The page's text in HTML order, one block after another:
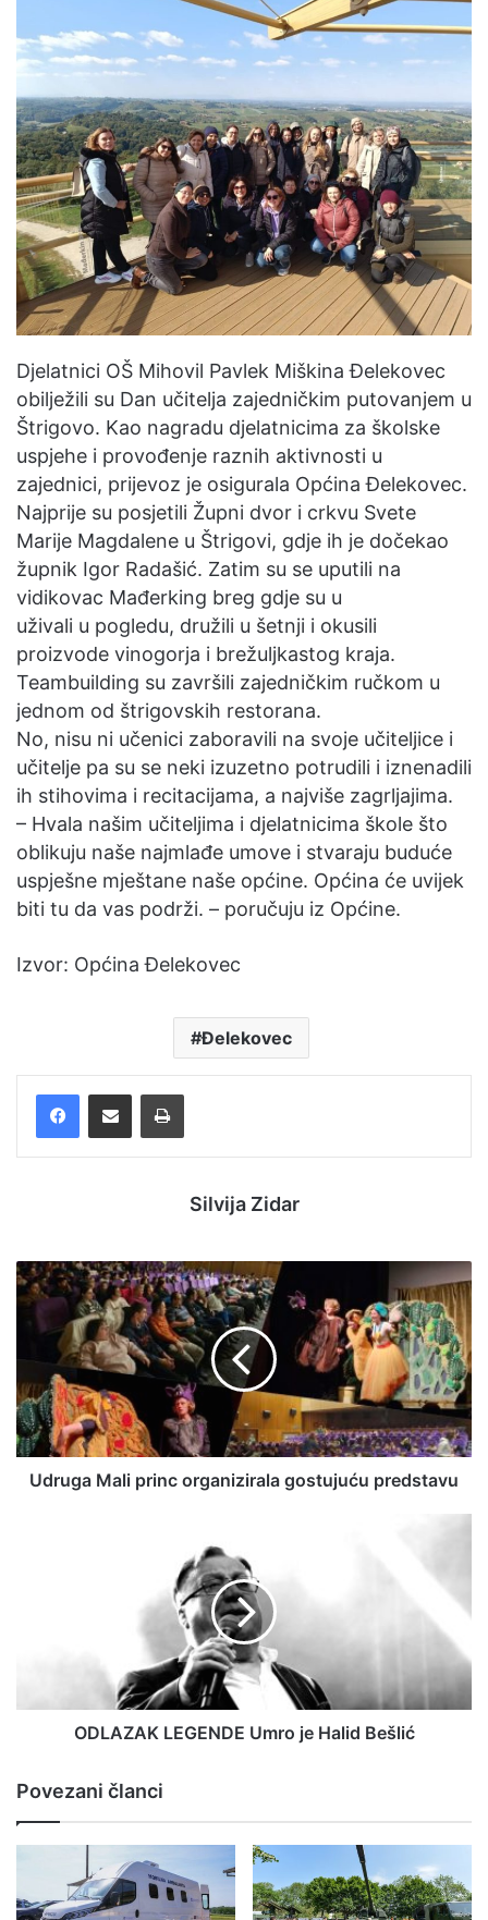
m
a
l
Djelatnici OŠ Mihovil Pavlek Miškina Đelekovec
obilježili su Dan učitelja zajedničkim putovanjem u
Štrigovo. Kao nagradu djelatnicima za školske
uspjehe i provođenje raznih aktivnosti u
zajednici, prijevoz je osigurala Općina Đelekovec.
Najprije su posjetili Župni dvor i crkvu Svete
Marije Magdalene u Štrigovi, gdje ih je dočekao
župnik Igor Radašić. Zatim su se uputili na
vidikovac Mađerking breg gdje su u
uživali u pogledu, družili u šetnji i okusili
proizvode vinogorja i brežuljkastog kraja.
Teambuilding su završili zajedničkim ručkom u
jednom od štrigovskih restorana.
No, nisu ni učenici zaboravili na svoje učiteljice i
učitelje pa su se neki izuzetno potrudili i iznenadili
ih stihovima i recitacijama, a najviše zagrljajima.
– Hvala našim učiteljima i djelatnicima škole što
oblikuju naše najmlađe umove i stvaraju buduće
uspješne mještane naše općine. Općina će uvijek
biti tu da vas podrži. – poručuju iz Općine.
Izvor: Općina Đelekovec
Đelekovec
Silvija Zidar
Udruga Mali princ organizirala gostujuću predstavu
ODLAZAK LEGENDE Umro je Halid Bešlić
Povezani članci